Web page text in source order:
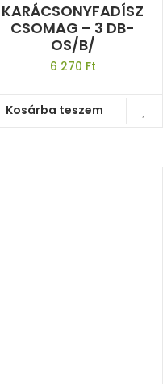
KARÁCSONYFADÍSZ
CSOMAG – 3 DB-
OS/B/
6 270 Ft
Kosárba teszem